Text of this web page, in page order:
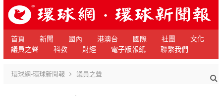
首頁 新聞 國內 港澳台 國際 社團
文化
議員之聲
科教 財經 電子版報紙 聯繫我們
環球網-環球新聞報 議員之聲